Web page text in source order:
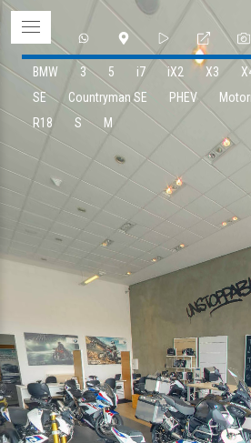
BMW 3 5 i7 iX2 X3
SE
Countryman SE PHEV
R18
S M